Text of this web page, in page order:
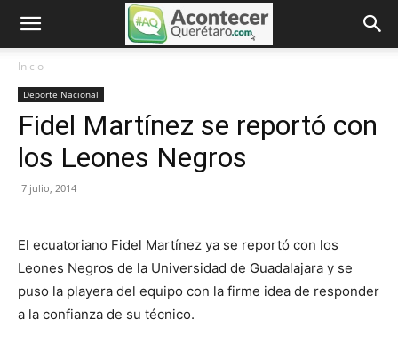
Inicio
Deporte Nacional
Fidel Martínez se reportó con
los Leones Negros
7 julio, 2014
El ecuatoriano Fidel Martínez ya se reportó con los
Leones Negros de la Universidad de Guadalajara y se
puso la playera del equipo con la firme idea de responder
a la confianza de su técnico.